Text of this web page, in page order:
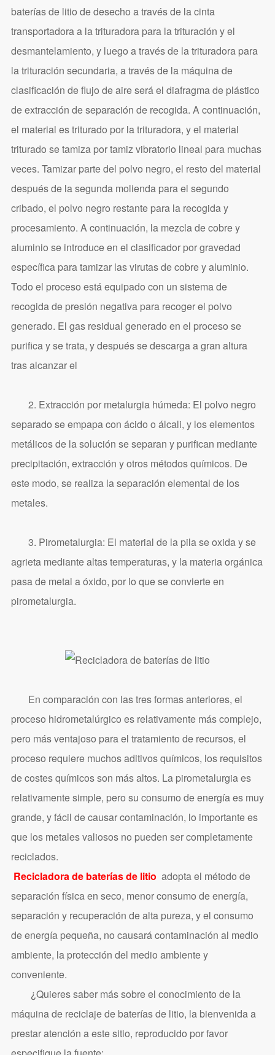
baterías de litio de desecho a través de la cinta
transportadora a la trituradora para la trituración y el
desmantelamiento, y luego a través de la trituradora para
la trituración secundaria, a través de la máquina de
clasificación de flujo de aire será el diafragma de plástico
de extracción de separación de recogida. A continuación,
el material es triturado por la trituradora, y el material
triturado se tamiza por tamiz vibratorio lineal para muchas
veces. Tamizar parte del polvo negro, el resto del material
después de la segunda molienda para el segundo
cribado, el polvo negro restante para la recogida y
procesamiento. A continuación, la mezcla de cobre y
aluminio se introduce en el clasificador por gravedad
específica para tamizar las virutas de cobre y aluminio.
Todo el proceso está equipado con un sistema de
recogida de presión negativa para recoger el polvo
generado. El gas residual generado en el proceso se
purifica y se trata, y después se descarga a gran altura
tras alcanzar el
2. Extracción por metalurgia húmeda: El polvo negro
separado se empapa con ácido o álcali, y los elementos
metálicos de la solución se separan y purifican mediante
precipitación, extracción y otros métodos químicos. De
este modo, se realiza la separación elemental de los
metales.
3. Pirometalurgia: El material de la pila se oxida y se
agrieta mediante altas temperaturas, y la materia orgánica
pasa de metal a óxido, por lo que se convierte en
pirometalurgia.
En comparación con las tres formas anteriores, el
proceso hidrometalúrgico es relativamente más complejo,
pero más ventajoso para el tratamiento de recursos, el
proceso requiere muchos aditivos químicos, los requisitos
de costes químicos son más altos. La pirometalurgia es
relativamente simple, pero su consumo de energía es muy
grande, y fácil de causar contaminación, lo importante es
que los metales valiosos no pueden ser completamente
reciclados.
Recicladora de baterías de litio adopta el método de
separación física en seco, menor consumo de energía,
separación y recuperación de alta pureza, y el consumo
de energía pequeña, no causará contaminación al medio
ambiente, la protección del medio ambiente y
conveniente.
¿Quieres saber más sobre el conocimiento de la
máquina de reciclaje de baterías de litio, la bienvenida a
prestar atención a este sitio, reproducido por favor